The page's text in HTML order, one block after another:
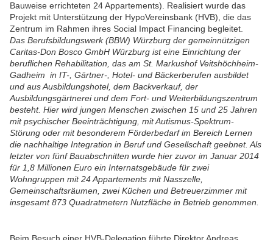
Bauweise errichteten 24 Appartements). Realisiert wurde das
Projekt mit Unterstützung der HypoVereinsbank (HVB), die das
Zentrum im Rahmen ihres Social Impact Financing begleitet.
Das Berufsbildungswerk (BBW) Würzburg der gemeinnützigen
Caritas-Don Bosco GmbH Würzburg ist eine Einrichtung der
beruflichen Rehabilitation, das am St. Markushof Veitshöchheim-
Gadheim in IT-, Gärtner-, Hotel- und Bäckerberufen ausbildet
und aus Ausbildungshotel, dem Backverkauf, der
Ausbildungsgärtnerei und dem Fort- und Weiterbildungszentrum
besteht. Hier wird jungen Menschen zwischen 15 und 25 Jahren
mit psychischer Beeinträchtigung, mit Autismus-Spektrum-
Störung oder mit besonderem Förderbedarf im Bereich Lernen
die nachhaltige Integration in Beruf und Gesellschaft geebnet. Als
letzter von fünf Bauabschnitten wurde hier zuvor im Januar 2014
für 1,8 Millionen Euro ein Internatsgebäude für zwei
Wohngruppen mit 24 Appartements mit Nasszelle,
Gemeinschaftsräumen, zwei Küchen und Betreuerzimmer mit
insgesamt 873 Quadratmetern Nutzfläche in Betrieb genommen.